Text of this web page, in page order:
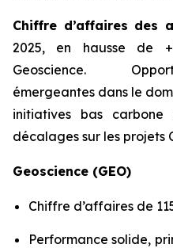
Chiffre d’affaires des
2025, en hausse de
Geoscience.
émergeantes dans le
initiatives bas
décalages sur les projets
Geoscience (GEO)
Chiffre d’affaires de
Performance solide,